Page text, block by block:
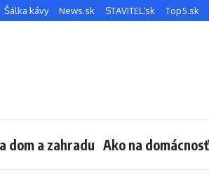
Šálka kávy News.sk STAVITEĽ.sk Top5.sk
dom a zahradu Ako na domácnosť